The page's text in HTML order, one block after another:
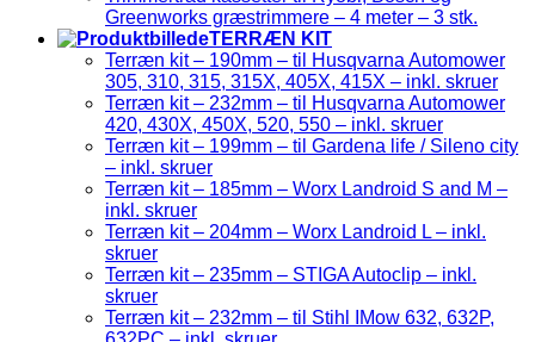
Greenworks græstrimmere – 4 meter – 3 stk.
TERRÆN KIT
Terræn kit – 190mm – til Husqvarna Automower
305, 310, 315, 315X, 405X, 415X – inkl. skruer
Terræn kit – 232mm – til Husqvarna Automower
420, 430X, 450X, 520, 550 – inkl. skruer
Terræn kit – 199mm – til Gardena life / Sileno city
– inkl. skruer
Terræn kit – 185mm – Worx Landroid S and M –
inkl. skruer
Terræn kit – 204mm – Worx Landroid L – inkl.
skruer
Terræn kit – 235mm – STIGA Autoclip – inkl.
skruer
Terræn kit – 232mm – til Stihl IMow 632, 632P,